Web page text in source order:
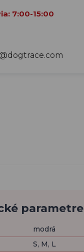
7:00-15:00
parametre
modrá
S, M, L